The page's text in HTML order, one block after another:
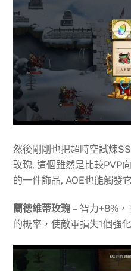
然後剛剛也把超時空試煉
玫瑰, 這個雖然是比較PVP
的一件飾品, AOE也能觸發
蘭德維蒂玫瑰 –智力+8%
的概率，使敵軍損失1個強